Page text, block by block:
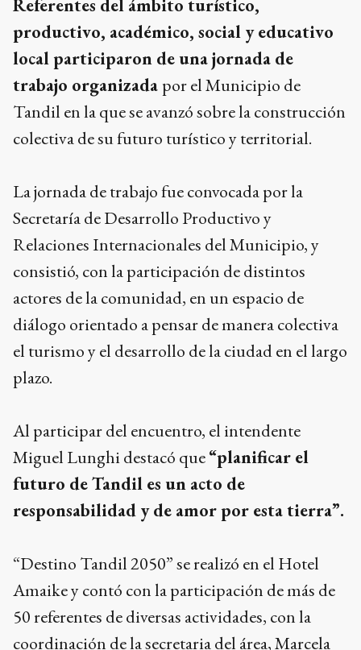
Referentes del ámbito turístico,
productivo, académico, social y educativo
local participaron de una jornada de
trabajo organizada por el Municipio de
Tandil en la que se avanzó sobre la construcción
colectiva de su futuro turístico y territorial.
La jornada de trabajo fue convocada por la
Secretaría de Desarrollo Productivo y
Relaciones Internacionales del Municipio, y
consistió, con la participación de distintos
actores de la comunidad, en un espacio de
diálogo orientado a pensar de manera colectiva
el turismo y el desarrollo de la ciudad en el largo
plazo.
Al participar del encuentro, el intendente
Miguel Lunghi destacó que“planificar el
futuro de Tandil es un acto de
responsabilidad y de amor por esta tierra”.
“Destino Tandil 2050” se realizó en el Hotel
Amaike y contó con la participación de más de
50 referentes de diversas actividades, con la
coordinación de la secretaria del área, Marcela